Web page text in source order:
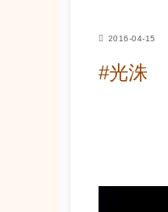
2016-04-15
#光洙